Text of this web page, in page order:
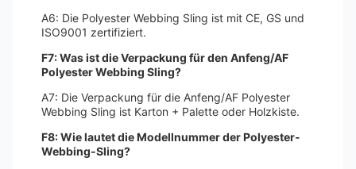
A6: Die Polyester Webbing Sling ist mit CE, GS und
ISO9001 zertifiziert.
F7: Was ist die Verpackung für den Anfeng/AF
Polyester Webbing Sling?
A7: Die Verpackung für die Anfeng/AF Polyester
Webbing Sling ist Karton + Palette oder Holzkiste.
F8: Wie lautet die Modellnummer der Polyester-
Webbing-Sling?